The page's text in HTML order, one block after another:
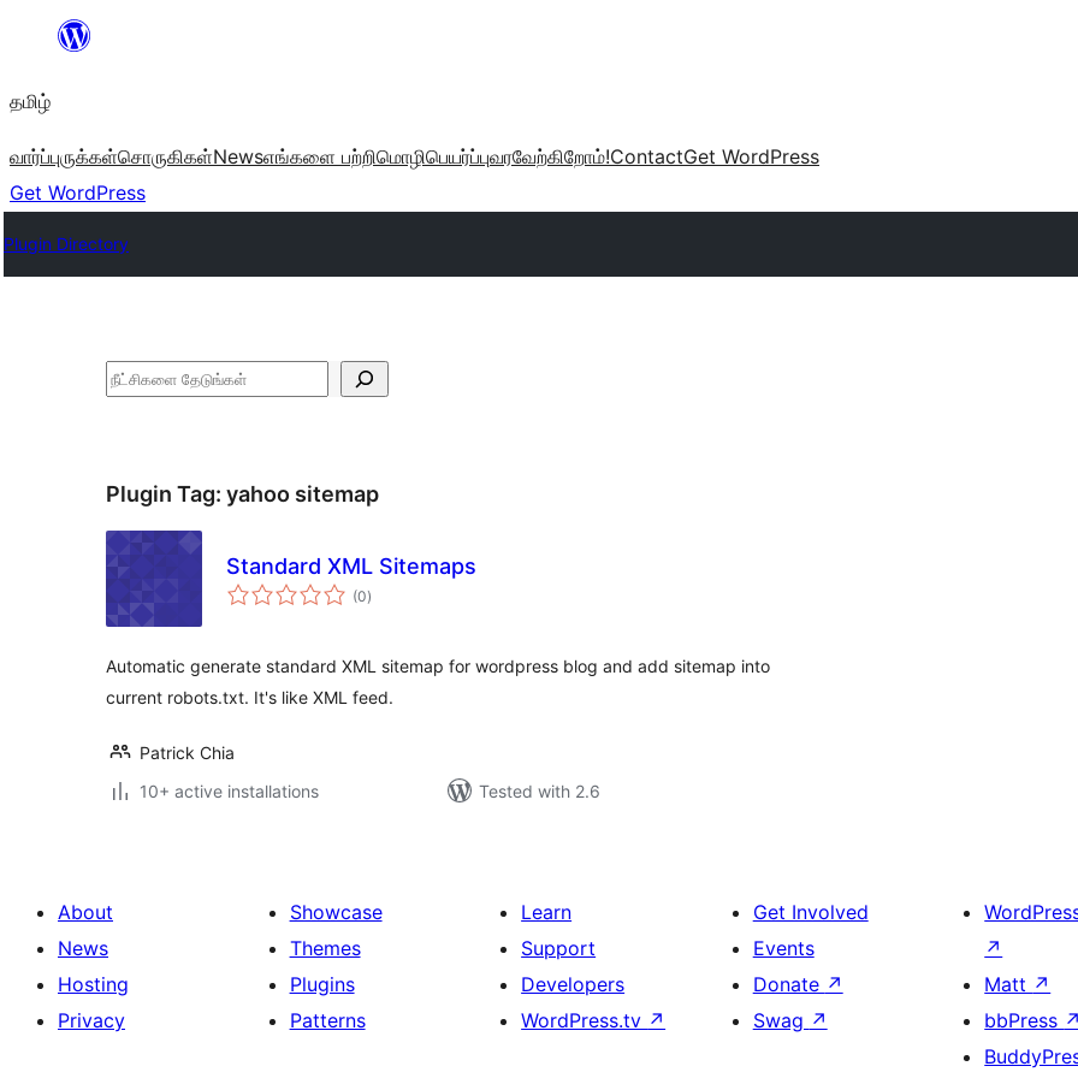
உள்ளடக்கத்திற்கு
தமிழ்
வார்ப்புருக்கள்சொருகிகள்Newsஎங்களை பற்றிமொழிபெயர்ப்புவரவேற்கிறோம்!ContactGet WordPress
Get WordPress
Plugin Directory
தேடுக
Plugin Tag: yahoo sitemap
Standard XML Sitemaps
(0total
ratings
)
Automatic generate standard XML sitemap for wordpress blog and add sitemap into
current robots.txt. It's like XML feed.
Patrick Chia
10+ active installations
Tested with 2.6
About
News
Hosting
Privacy
Showcase
Themes
Plugins
Patterns
Learn
Support
Developers
WordPress.tv ↗
Get Involved
Events
Donate ↗
Swag ↗
↗
Matt ↗
bbPress ↗